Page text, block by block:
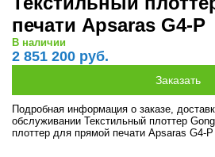
печати Apsaras G4-P
В наличии
2 851 200 руб.
Подробная информация о заказе,
обслуживании Текстильный плоттер
плоттер для прямой печати Apsaras G4-P